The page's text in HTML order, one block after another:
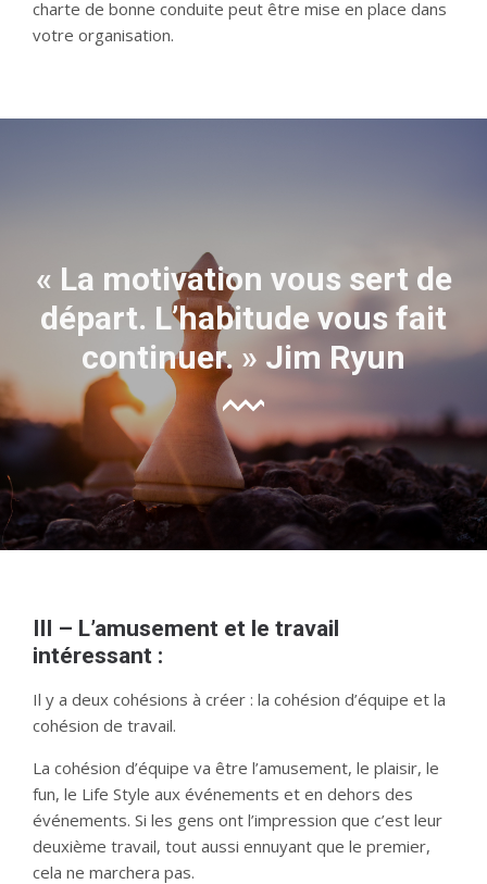
charte de bonne conduite peut être mise en place dans
votre organisation.
« La motivation vous sert de
départ. L’habitude vous fait
continuer. » Jim Ryun
III – L’amusement et le travail
intéressant :
Il y a deux cohésions à créer : la cohésion d’équipe et la
cohésion de travail.
La cohésion d’équipe va être l’amusement, le plaisir, le
fun, le Life Style aux événements et en dehors des
événements. Si les gens ont l’impression que c’est leur
deuxième travail, tout aussi ennuyant que le premier,
cela ne marchera pas.